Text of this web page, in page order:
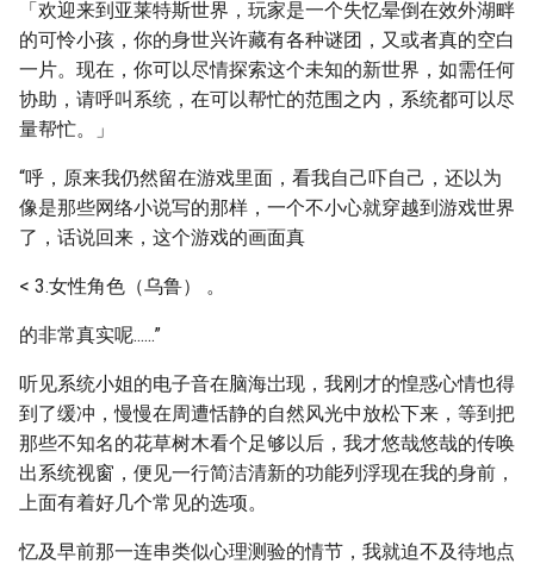
「欢迎来到亚莱特斯世界，玩家是一个失忆晕倒在效外湖畔
的可怜小孩，你的身世兴许藏有各种谜团，又或者真的空白
一片。现在，你可以尽情探索这个未知的新世界，如需任何
协助，请呼叫系统，在可以帮忙的范围之内，系统都可以尽
量帮忙。」
“呼，原来我仍然留在游戏里面，看我自己吓自己，还以为
像是那些网络小说写的那样，一个不小心就穿越到游戏世界
了，话说回来，这个游戏的画面真
< 3.女性角色（乌鲁） 。
的非常真实呢......”
听见系统小姐的电子音在脑海岀现，我刚才的惶惑心情也得
到了缓冲，慢慢在周遭恬静的自然风光中放松下来，等到把
那些不知名的花草树木看个足够以后，我才悠哉悠哉的传唤
出系统视窗，便见一行简洁清新的功能列浮现在我的身前，
上面有着好几个常见的选项。
忆及早前那一连串类似心理测验的情节，我就迫不及待地点